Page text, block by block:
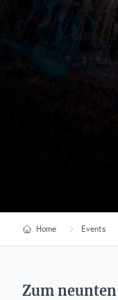
Home Events
Zum